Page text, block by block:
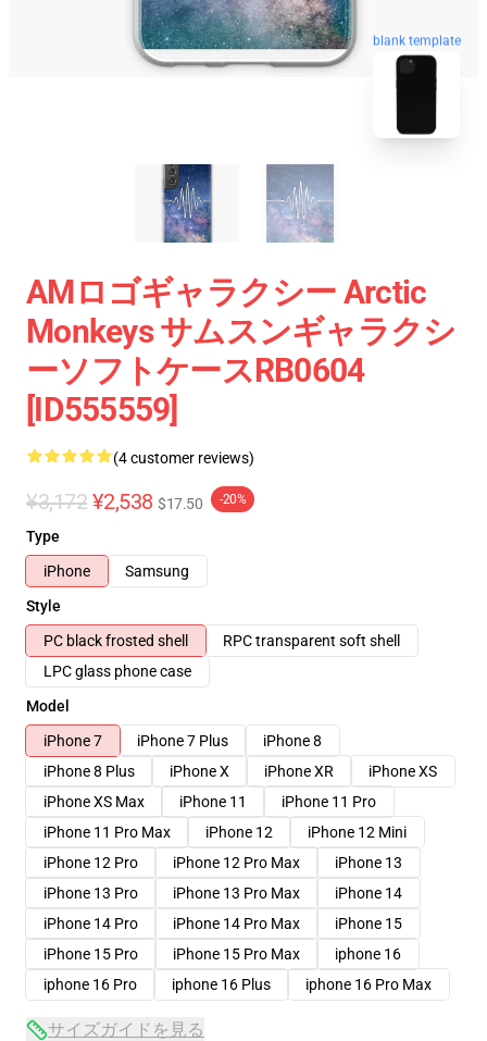
blank template
AMロゴギャラクシー Arctic
Monkeys サムスンギャラクシ
ーソフトケースRB0604
[ID555559]
(4 customer reviews)
¥3,172 ¥2,538 $17.50 -20%
Type
iPhone
Samsung
Style
PC black frosted shell
RPC transparent soft shell
LPC glass phone case
Model
iPhone 7
iPhone 7 Plus
iPhone 8
iPhone 8 Plus
iPhone X iPhone XR
iPhone XS
iPhone XS Max
iPhone 11
iPhone 11 Pro
iPhone 11 Pro Max
iPhone 12
iPhone 12 Mini
iPhone 12 Pro
iPhone 12 Pro Max
iPhone 13
iPhone 13 Pro
iPhone 13 Pro Max
iPhone 14
iPhone 14 Pro
iPhone 14 Pro Max
iPhone 15
iPhone 15 Pro
iPhone 15 Pro Max
iphone 16
iphone 16 Pro
iphone 16 Plus iphone 16 Pro Max
サイズガイドを見る